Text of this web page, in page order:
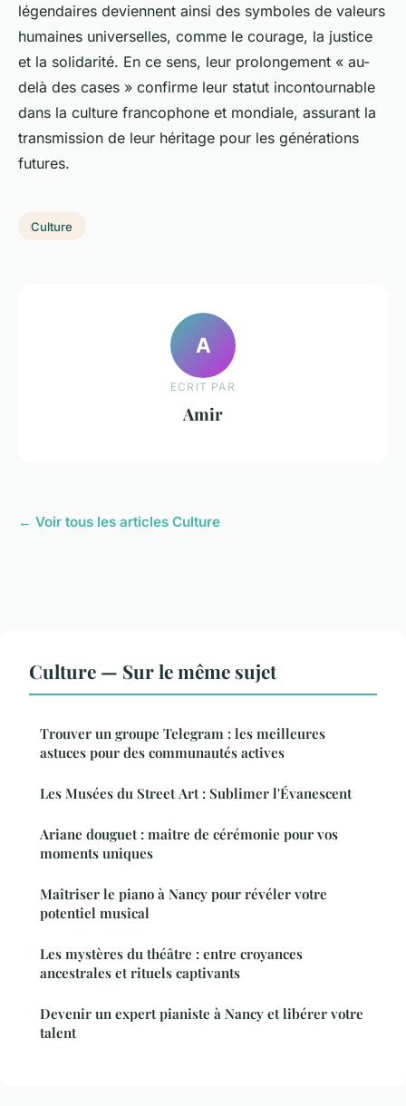
légendaires deviennent ainsi des symboles de valeurs
humaines universelles, comme le courage, la justice
et la solidarité. En ce sens, leur prolongement « au-
delà des cases » confirme leur statut incontournable
dans la culture francophone et mondiale, assurant la
transmission de leur héritage pour les générations
futures.
Culture
A
ECRIT PAR
Amir
← Voir tous les articles Culture
Culture — Sur le même sujet
Trouver un groupe Telegram : les meilleures
astuces pour des communautés actives
Les Musées du Street Art : Sublimer l'Évanescent
Ariane douguet : maitre de cérémonie pour vos
moments uniques
Maîtriser le piano à Nancy pour révéler votre
potentiel musical
Les mystères du théâtre : entre croyances
ancestrales et rituels captivants
Devenir un expert pianiste à Nancy et libérer votre
talent